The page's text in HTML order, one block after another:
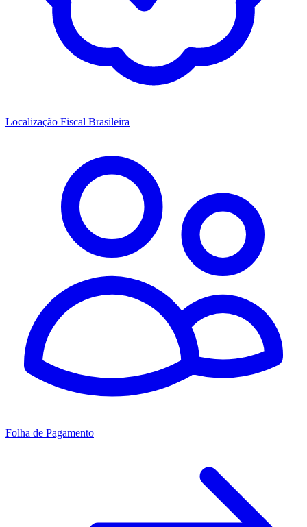
Localização Fiscal Brasileira
Folha de Pagamento